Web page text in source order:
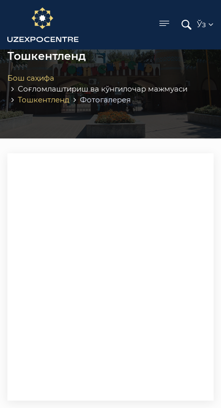
menu
Ўз
Тошкентленд
Бош саҳифа
Соғломлаштириш ва кўнгилочар мажмуаси
Тошкентленд
Фотогалерея